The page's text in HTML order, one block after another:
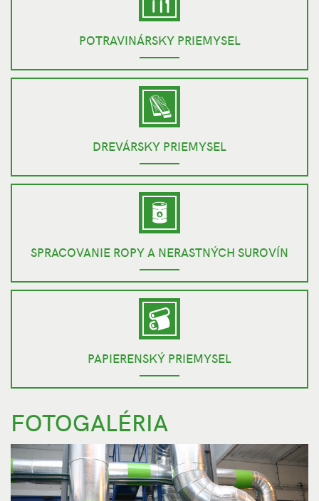
POTRAVINÁRSKY PRIEMYSEL
DREVÁRSKY PRIEMYSEL
SPRACOVANIE ROPY A NERASTNÝCH SUROVÍN
PAPIERENSKÝ PRIEMYSEL
FOTOGALÉRIA